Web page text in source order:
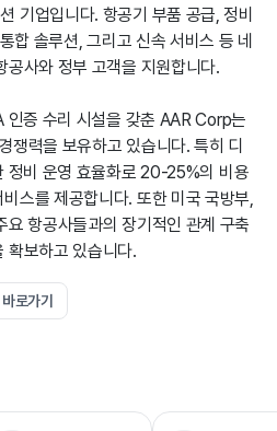
기업입니다. 항공기 부품 공급, 정비
합 솔루션, 그리고 신속 서비스 등 네
공사와 정부 고객을 지원합니다.
인증 수리 시설을 갖춘 AAR Corp는
쟁력을 보유하고 있습니다. 특히 디
정비 운영 효율화로 20-25%의 비용
스를 제공합니다. 또한 미국 국방부,
요 항공사들과의 장기적인 관계 구축
확보하고 있습니다.
로가기